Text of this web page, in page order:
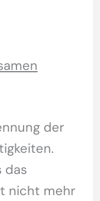
der
das
nicht mehr